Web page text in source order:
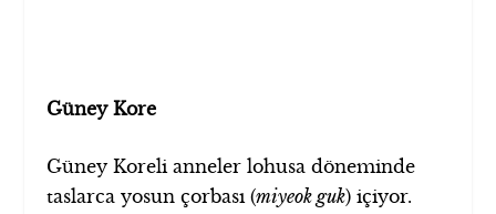
Güney Kore
Güney Koreli anneler lohusa döneminde
taslarca yosun çorbası (miyeok guk) içiyor.